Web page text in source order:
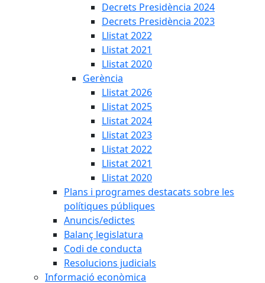
Decrets Presidència 2024
Decrets Presidència 2023
Llistat 2022
Llistat 2021
Llistat 2020
Gerència
Llistat 2026
Llistat 2025
Llistat 2024
Llistat 2023
Llistat 2022
Llistat 2021
Llistat 2020
Plans i programes destacats sobre les
polítiques públiques
Anuncis/edictes
Balanç legislatura
Codi de conducta
Resolucions judicials
Informació econòmica